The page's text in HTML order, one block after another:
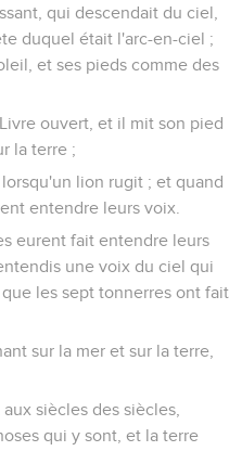
qui descendait du ciel,
duquel était l'arc-en-ciel ;
et ses pieds comme des
ouvert, et il mit son pied
la terre ;
lion rugit ; et quand
entendre leurs voix.
eurent fait entendre leurs
une voix du ciel qui
les sept tonnerres ont fait
sur la mer et sur la terre,
siècles des siècles,
qui y sont, et la terre